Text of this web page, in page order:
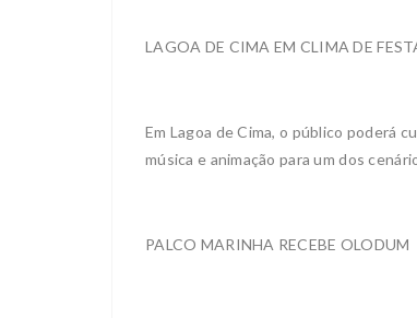
LAGOA DE CIMA EM CLIMA DE
Em Lagoa de Cima, o público poderá
música e animação para um dos
PALCO MARINHA RECEBE OLODUM